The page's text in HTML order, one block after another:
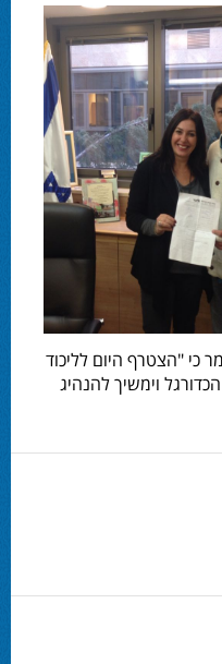
כי "הצטרף היום לליכוד
וימשיך להנהיג